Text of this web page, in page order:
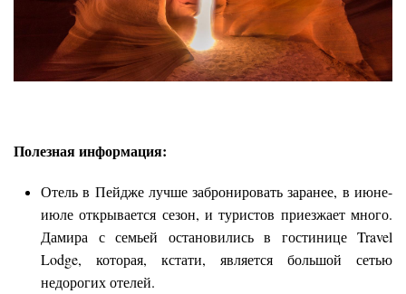
Полезная информация:
Отель в Пейдже лучше забронировать заранее, в июне-
июле открывается сезон, и туристов приезжает много.
Дамира с семьей остановились в гостинице Travel
Lodge, которая, кстати, является большой сетью
недорогих отелей.